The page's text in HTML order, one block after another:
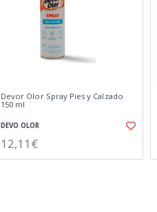
Devor Olor Spray Pies y Calzado
150 ml
DEVO OLOR
12,11€